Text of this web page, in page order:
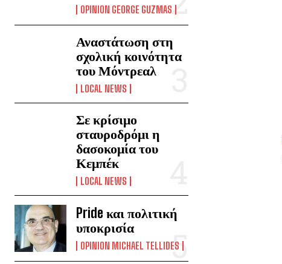
OPINION GEORGE GUZMAS
Αναστάτωση στη
σχολική κοινότητα
του Μόντρεαλ
LOCAL NEWS
Σε κρίσιμο
σταυροδρόμι η
δασοκομία του
Κεμπέκ
LOCAL NEWS
Pride και πολιτική
υποκρισία
OPINION MICHAEL TELLIDES